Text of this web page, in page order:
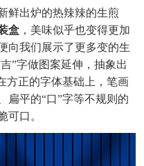
鲜出炉的热辣辣的生煎
盒，美味似乎也变得更加
向我们展示了更多变的生
吉”字做图案延伸，抽象出
方正的字体基础上 ，笔画
扁平的“口”字等不规则的
可口。